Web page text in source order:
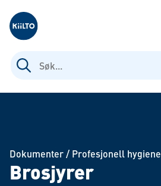
Kiilto Norway
Søk
etter:
Dokumenter/ Profesjonell hygiene
Brosjyrer